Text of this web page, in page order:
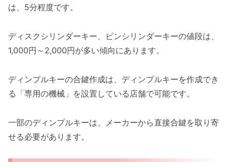
は、5分程度です。
ディスクシリンダーキー、ピンシリンダーキーの値段は、
1,000円～2,000円が多い傾向にあります。
ディンプルキーの合鍵作成は、ディンプルキーを作成でき
る「専用の機械」を設置している店舗で可能です。
一部のディンプルキーは、メーカーから直接合鍵を取り寄
せる必要があります。